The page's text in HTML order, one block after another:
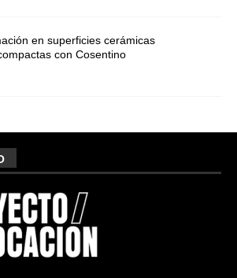
en superficies cerámicas
con Cosentino